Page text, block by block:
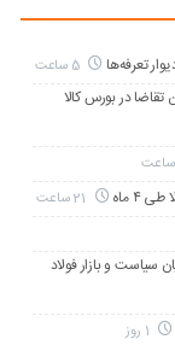
تعرفه‌ها 5 ساعت